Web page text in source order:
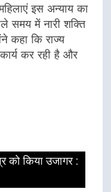
इस अन्याय का
समय में नारी शक्ति
कहा कि राज्य
कर रही है और
को किया उजागर :